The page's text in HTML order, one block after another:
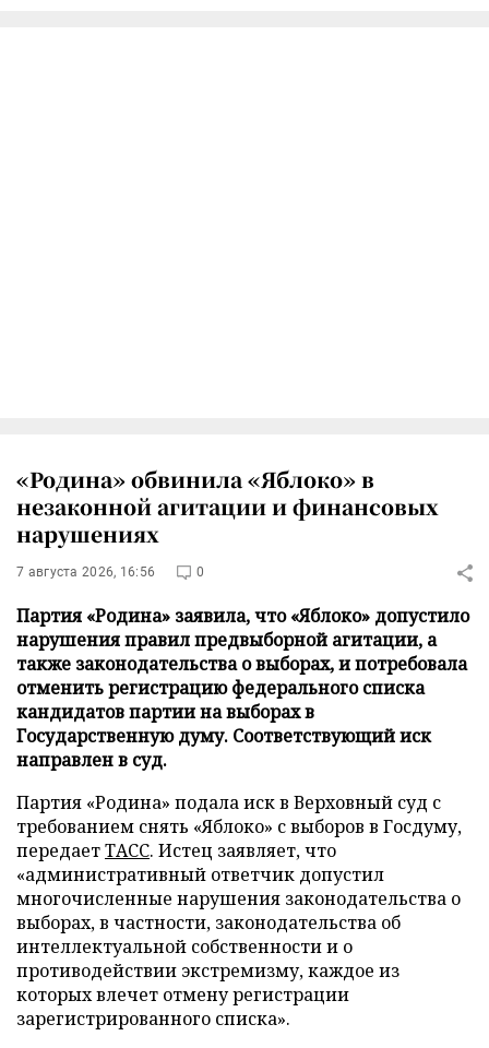
«Родина» обвинила «Яблоко» в
незаконной агитации и финансовых
нарушениях
7 августа 2026, 16:56 0
Партия «Родина» заявила, что «Яблоко» допустило
нарушения правил предвыборной агитации, а
также законодательства о выборах, и потребовала
отменить регистрацию федерального списка
кандидатов партии на выборах в
Государственную думу. Соответствующий иск
направлен в суд.
Партия «Родина» подала иск в Верховный суд с
требованием снять «Яблоко» с выборов в Госдуму,
передаетТАСС. Истец заявляет, что
«административный ответчик допустил
многочисленные нарушения законодательства о
выборах, в частности, законодательства об
интеллектуальной собственности и о
противодействии экстремизму, каждое из
которых влечет отмену регистрации
зарегистрированного списка».